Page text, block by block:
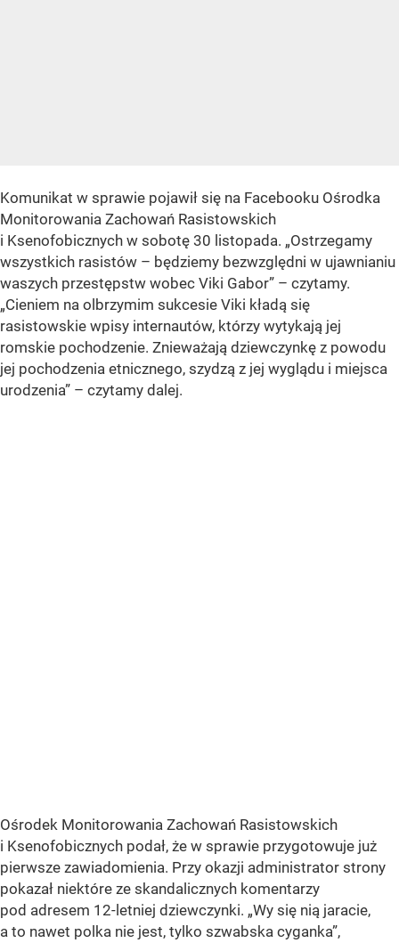
Komunikat w sprawie pojawił się na Facebooku Ośrodka
Monitorowania Zachowań Rasistowskich
i Ksenofobicznych w sobotę 30 listopada. „Ostrzegamy
wszystkich rasistów – będziemy bezwzględni w ujawnianiu
waszych przestępstw wobec Viki Gabor” – czytamy.
„Cieniem na olbrzymim sukcesie Viki kładą się
rasistowskie wpisy internautów, którzy wytykają jej
romskie pochodzenie. Znieważają dziewczynkę z powodu
jej pochodzenia etnicznego, szydzą z jej wyglądu i miejsca
urodzenia” – czytamy dalej.
Ośrodek Monitorowania Zachowań Rasistowskich
i Ksenofobicznych podał, że w sprawie przygotowuje już
pierwsze zawiadomienia. Przy okazji administrator strony
pokazał niektóre ze skandalicznych komentarzy
pod adresem 12-letniej dziewczynki. „Wy się nią jaracie,
a to nawet polka nie jest, tylko szwabska cyganka”,